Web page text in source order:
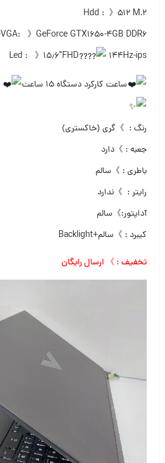
Hdd : 》۵۱۲ M.2
VGA: 》GeForce GTX1650-4GB DDR6-
Led : 》۱۵٫۶″FHD
144Hz-ips
ساعت کارکرد دستگاه ۱۵ ساعت
رنگ : 》گری (خاکستری)
جعبه : 》دارد
باطری : 》سالم
رایتر : 》ندارد
آداپتور:》سالم
کیبرد : 》سالم+Backlight
تخفیف : 》 ارسال رایگان